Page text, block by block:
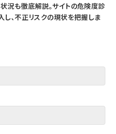
況も徹底解説。サイトの危険度診
し、不正リスクの現状を把握しま